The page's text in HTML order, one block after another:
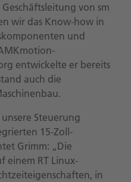
von sm
wir das Know-how in
und
entwickelte er bereits
auch die
Steuerung
15-Zoll-
Grimm: „Die
einem RT Linux-
in